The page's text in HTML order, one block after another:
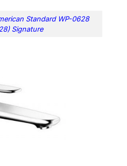
Standard WP-0628
Signature